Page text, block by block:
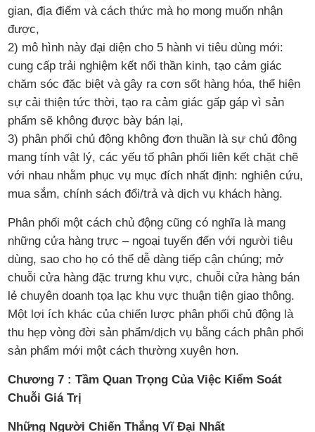
gian, địa điểm và cách thức mà họ mong muốn nhận
được,
2) mô hình này đại diện cho 5 hành vi tiêu dùng mới:
cung cấp trải nghiệm kết nối thần kinh, tạo cảm giác
chăm sóc đặc biệt và gây ra cơn sốt hàng hóa, thể hiện
sự cải thiện tức thời, tạo ra cảm giác gấp gáp vì sản
phẩm sẽ không được bày bán lại,
3) phân phối chủ động không đơn thuần là sự chủ động
mang tính vật lý, các yếu tố phân phối liên kết chặt chẽ
với nhau nhằm phục vụ mục đích nhất định: nghiên cứu,
mua sắm, chính sách đổi/trả và dịch vụ khách hàng.
Phân phối một cách chủ động cũng có nghĩa là mang
những cửa hàng trực – ngoại tuyến đến với người tiêu
dùng, sao cho họ có thể dễ dàng tiếp cận chúng; mở
chuỗi cửa hàng đặc trưng khu vực, chuỗi cửa hàng bán
lẻ chuyên doanh tọa lạc khu vực thuận tiện giao thông.
Một lợi ích khác của chiến lược phân phối chủ động là
thu hẹp vòng đời sản phẩm/dịch vụ bằng cách phân phối
sản phẩm mới một cách thường xuyên hơn.
Chương 7 : Tầm Quan Trọng Của Việc Kiểm Soát
Chuỗi Giá Trị
Những Người Chiến Thắng Vĩ Đại Nhất